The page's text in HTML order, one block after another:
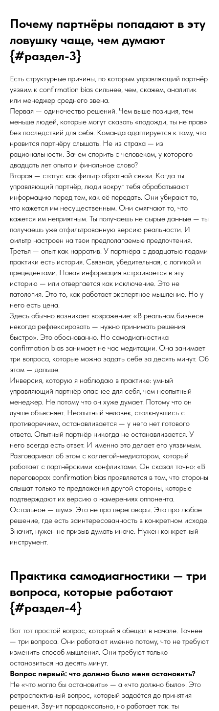
Почему партнёры попадают в эту
ловушку чаще, чем думают
{#раздел-3}
Есть структурные причины, по которым управляющий партнёр
уязвим к confirmation bias сильнее, чем, скажем, аналитик
или менеджер среднего звена.
Первая — одиночество решений. Чем выше позиция, тем
меньше людей, которые могут сказать «подожди, ты не прав»
без последствий для себя. Команда адаптируется к тому, что
нравится партнёру слышать. Не из страха — из
рациональности. Зачем спорить с человеком, у которого
двадцать лет опыта и финальное слово?
Вторая — статус как фильтр обратной связи. Когда ты
управляющий партнёр, люди вокруг тебя обрабатывают
информацию перед тем, как её передать. Они убирают то,
что кажется им несущественным. Они смягчают то, что
кажется им неприятным. Ты получаешь не сырые данные — ты
получаешь уже отфильтрованную версию реальности. И
фильтр настроен на твои предполагаемые предпочтения.
Третья — опыт как нарратив. У партнёра с двадцатью годами
практики есть история. Связная, убедительная, с логикой и
прецедентами. Новая информация встраивается в эту
историю — или отвергается как исключение. Это не
патология. Это то, как работает экспертное мышление. Но у
него есть цена.
Здесь обычно возникает возражение: «В реальном бизнесе
некогда рефлексировать — нужно принимать решения
быстро». Это обоснованно. Но самодиагностика
confirmation bias занимает не час медитации. Она занимает
три вопроса, которые можно задать себе за десять минут. Об
этом — дальше.
Инверсия, которую я наблюдаю в практике: умный
управляющий партнёр опаснее для себя, чем неопытный
менеджер. Не потому что он хуже думает. Потому что он
лучше объясняет. Неопытный человек, столкнувшись с
противоречием, останавливается — у него нет готового
ответа. Опытный партнёр никогда не останавливается. У
него всегда есть ответ. И именно это делает его уязвимым.
Разговаривал об этом с коллегой-медиатором, который
работает с партнёрскими конфликтами. Он сказал точно: «В
переговорах confirmation bias проявляется в том, что стороны
слышат только те предложения другой стороны, которые
подтверждают их версию о намерениях оппонента.
Остальное — шум». Это не про переговоры. Это про любое
решение, где есть заинтересованность в конкретном исходе.
Значит, нужен не призыв думать иначе. Нужен конкретный
инструмент.
Практика самодиагностики — три
вопроса, которые работают
{#раздел-4}
Вот тот простой вопрос, который я обещал в начале. Точнее
— три вопроса. Они работают именно потому, что не требуют
изменить способ мышления. Они требуют только
остановиться на десять минут.
Вопрос первый: что должно было меня остановить?
Не «что могло бы остановить» — а «что должно было». Это
ретроспективный вопрос, который задаётся до принятия
решения. Звучит парадоксально, но работает так: ты